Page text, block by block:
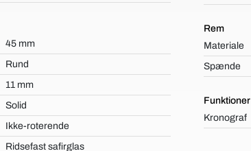
45 mm
Rund
11 mm
Solid
Ikke-roterende
Ridsefast safirglas
Rem
Materiale
Spænde
Funktioner
Kronograf